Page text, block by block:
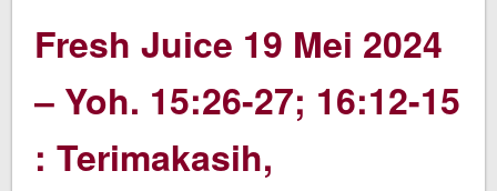
Fresh Juice 19 Mei 2024
– Yoh. 15:26-27; 16:12-15
: Terimakasih,